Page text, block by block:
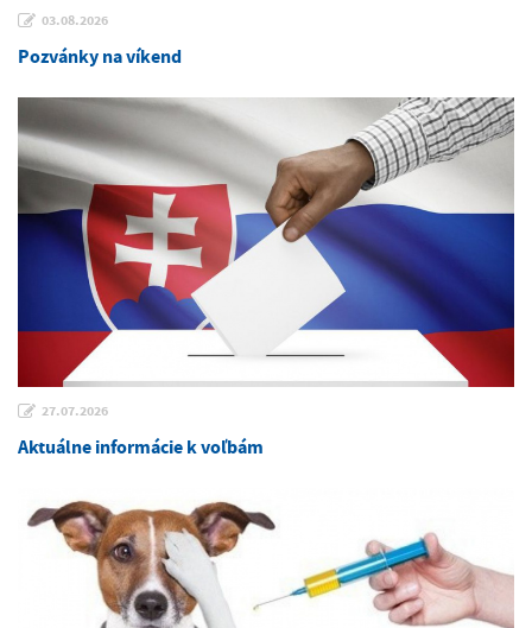
03.08.2026
Pozvánky na víkend
27.07.2026
Aktuálne informácie k voľbám